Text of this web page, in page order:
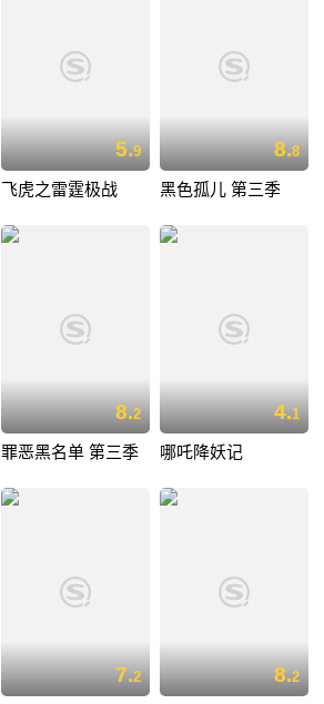
5.9
飞虎之雷霆极战
8.8
黑色孤儿 第三季
8.2
罪恶黑名单 第三季
4.1
哪吒降妖记
7.2 8.2